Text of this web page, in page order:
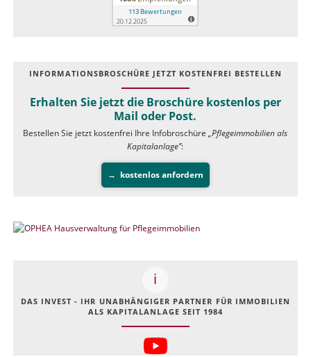
INFOR­MATIONS­BROSCHÜRE JETZT KOSTEN­FREI BESTELLEN
Erhalten Sie jetzt die Broschüre kostenlos per
Mail oder Post.
Bestellen Sie jetzt kostenfrei Ihre Infobroschüre„Pflegeimmobilien als
Kapitalanlage”:
kostenlos anfordern
DAS INVEST - IHR UNABHÄNGIGER PARTNER FÜR IMMOBILIEN
ALS KAPITALANLAGE SEIT 1984